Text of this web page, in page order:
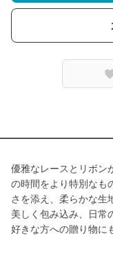
優雅なレースとリボン
の時間をより特別なも
さを添え、柔らかな生
美しく包み込み、日常
好きな方への贈り物に